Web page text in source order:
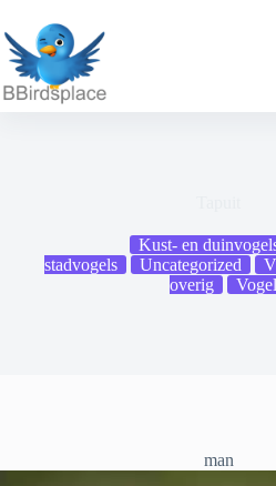
naar
de
inhoud
Kust- en
stadvogels
Uncategorized
overig
man